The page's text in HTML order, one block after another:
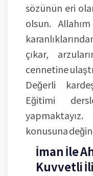
sözünün eri
olsun.
çıkar,
cennetine
Değerli
Eğitimi
konusuna
İman İle
Kuvvetli